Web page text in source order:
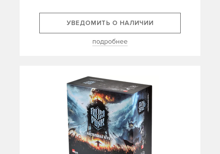
УВЕДОМИТЬ О НАЛИЧИИ
подробнее